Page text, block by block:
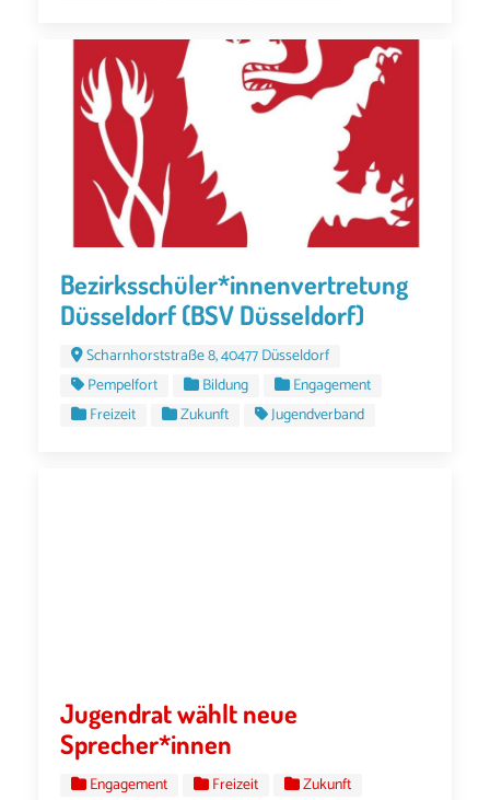
Bezirksschüler*innenvertretung
Düsseldorf (BSV Düsseldorf)
Scharnhorststraße 8, 40477 Düsseldorf
Pempelfort
Bildung
Engagement
Freizeit
Zukunft Jugendverband
Jugendrat wählt neue
Sprecher*innen
Engagement Freizeit
Zukunft